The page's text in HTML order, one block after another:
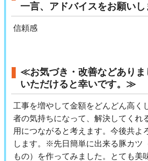
一言、アドバイスをお願い
信頼感
≪お気づき・改善などありま
いただけると幸いです。≫
工事を増やして金額をどんどん高く
者の気持ちになって、解決してくれ
用につながると考えます。今後共よ
します。※先日簡単に出来る豚カツ
もの）を作ってみました。とても美